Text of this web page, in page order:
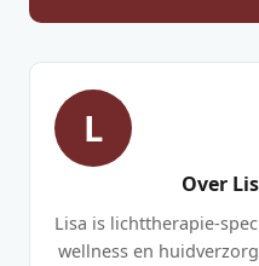
L
Over
Lisa is lichttherapie-
wellness en